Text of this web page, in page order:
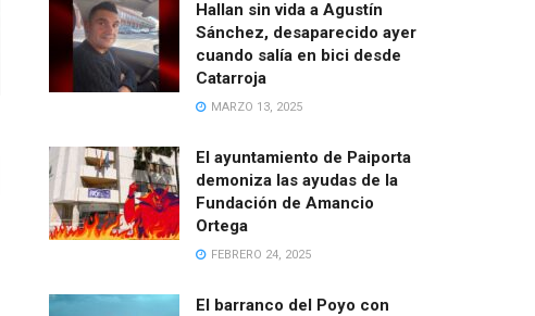
Hallan sin vida a Agustín
Sánchez, desaparecido ayer
cuando salía en bici desde
Catarroja
MARZO 13, 2025
El ayuntamiento de Paiporta
demoniza las ayudas de la
Fundación de Amancio
Ortega
FEBRERO 24, 2025
El barranco del Poyo con